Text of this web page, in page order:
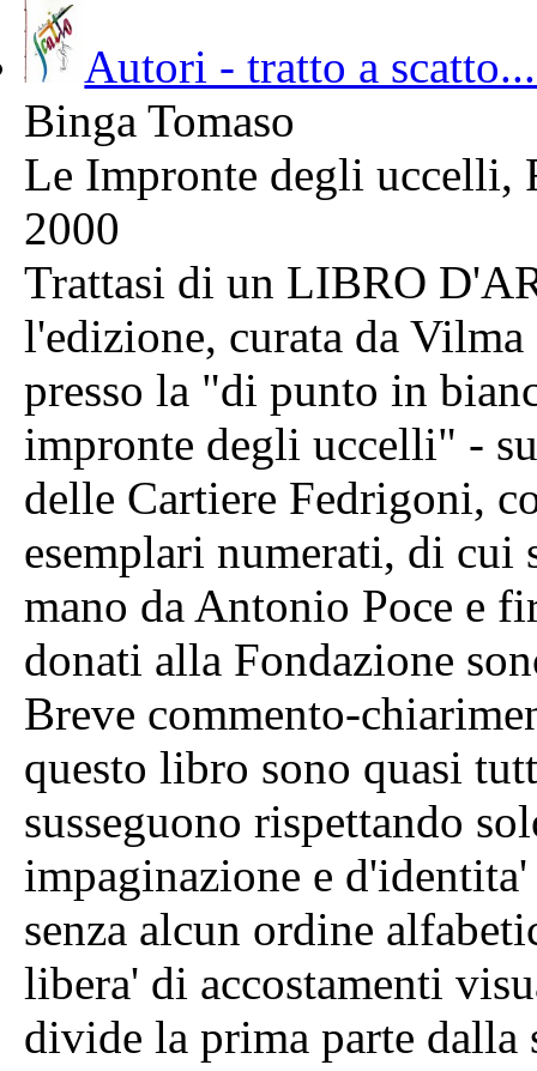
Autori - tratto a
Binga Tomaso
Le Impronte degli uccelli,
2000
Trattasi di un LIBRO
l'edizione, curata da
presso la "di punto in
impronte degli uccelli" -
delle Cartiere Fedrigoni,
esemplari numerati, di cui
mano da Antonio Poce e
donati alla Fondazione
Breve commento-
questo libro sono quasi
susseguono rispettando
impaginazione e
senza alcun ordine
libera' di accostamenti
divide la prima parte dalla